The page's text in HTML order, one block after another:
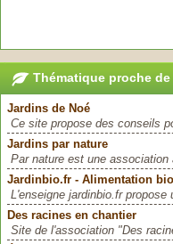
Thématique proche
Jardins de Noé
Ce site propose des conseils
Jardins par nature
Par nature est une
Jardinbio.fr - Alimentation
L'enseigne jardinbio.fr
Des racines en chantier
Site de l'association "Des